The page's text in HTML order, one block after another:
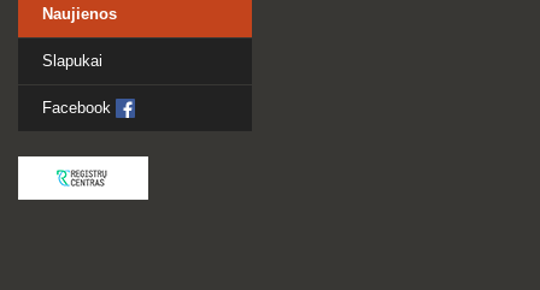
Naujienos
Slapukai
Facebook